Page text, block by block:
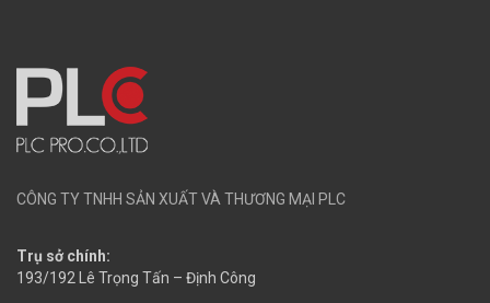
CÔNG TY TNHH SẢN XUẤT VÀ THƯƠNG MẠI PLC
Trụ sở chính:
193/192 Lê Trọng Tấn – Định Công